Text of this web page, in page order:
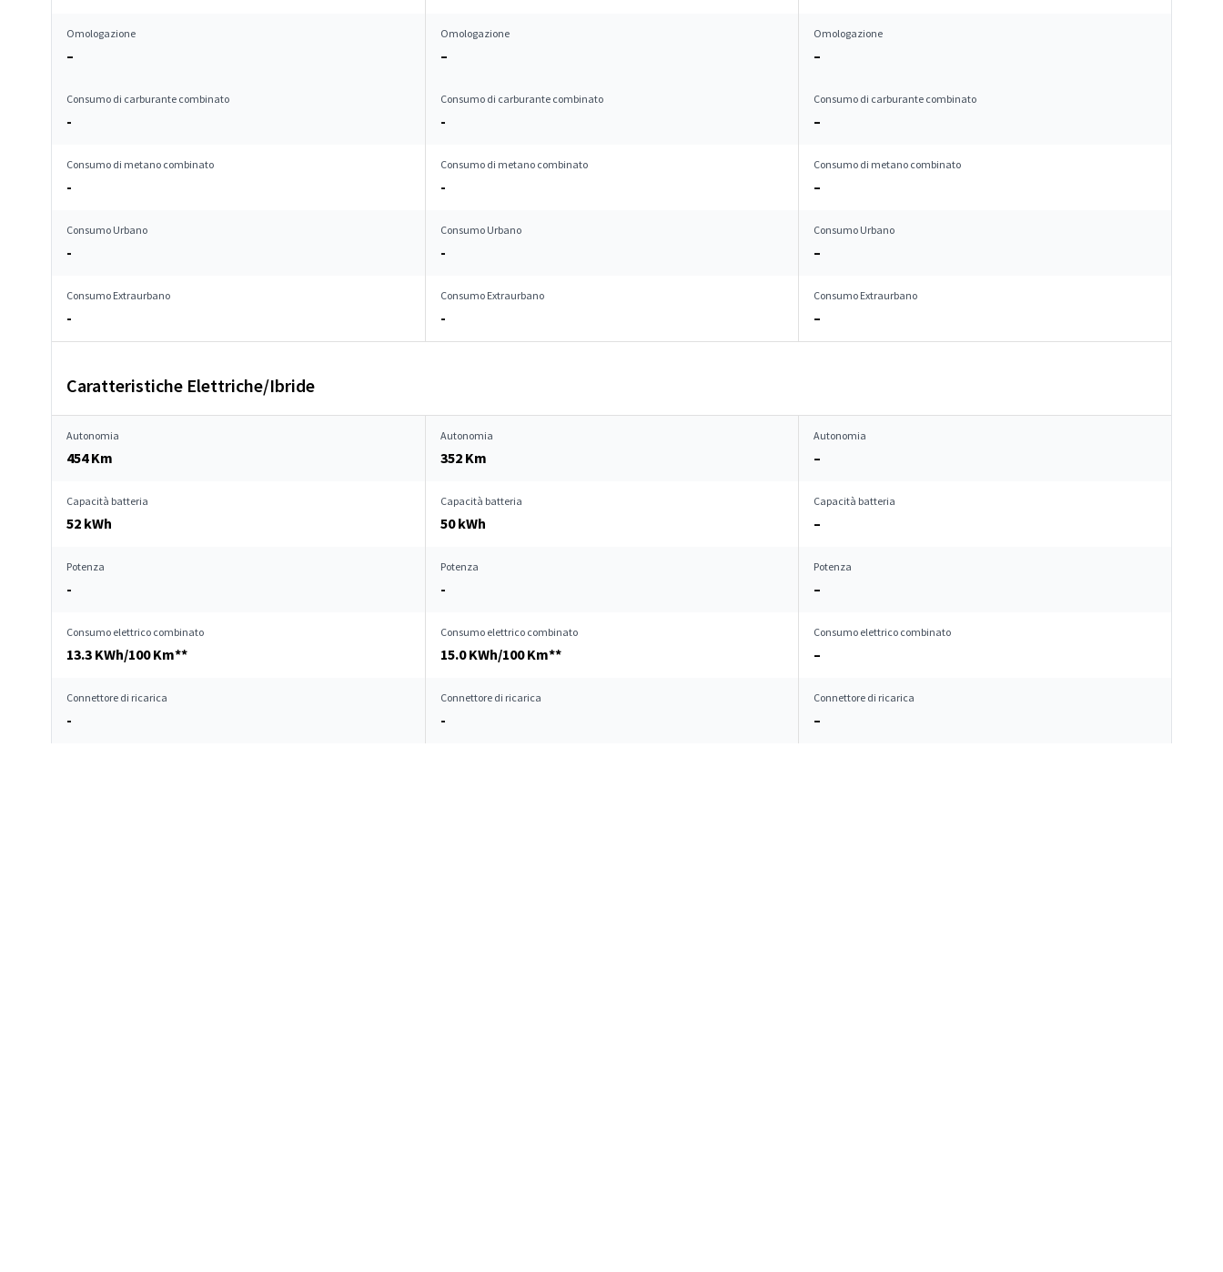
Omologazione
–
Omologazione
–
Omologazione
–
Consumo di carburante combinato
-
Consumo di carburante combinato
-
Consumo di carburante combinato
–
Consumo di metano combinato
-
Consumo di metano combinato
-
Consumo di metano combinato
–
Consumo Urbano
-
Consumo Urbano
-
Consumo Urbano
–
Consumo Extraurbano
-
Consumo Extraurbano
-
Consumo Extraurbano
–
Caratteristiche Elettriche/Ibride
Autonomia
454 Km
Autonomia
352 Km
Autonomia
–
Capacità batteria
52 kWh
Capacità batteria
50 kWh
Capacità batteria
–
Potenza
-
Potenza
-
Potenza
–
Consumo elettrico combinato
13.3 KWh/100 Km**
Consumo elettrico combinato
15.0 KWh/100 Km**
Consumo elettrico combinato
–
Connettore di ricarica
-
Connettore di ricarica
-
Connettore di ricarica
–